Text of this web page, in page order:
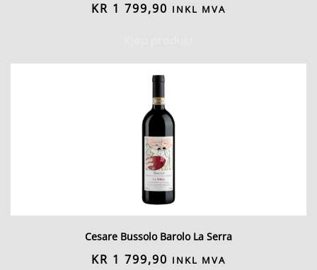
KR 1 799,90 INKL MVA
Cesare Bussolo Barolo La Serra
KR 1 799,90 INKL MVA